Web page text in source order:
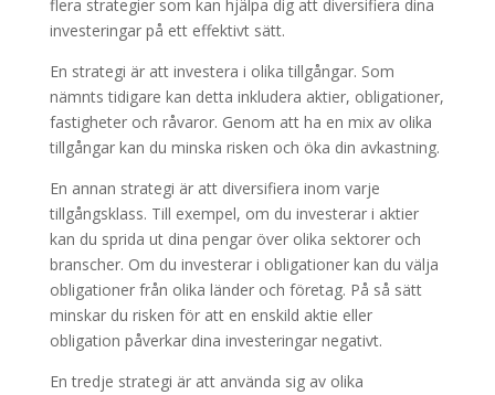
flera strategier som kan hjälpa dig att diversifiera dina
investeringar på ett effektivt sätt.
En strategi är att investera i olika tillgångar. Som
nämnts tidigare kan detta inkludera aktier, obligationer,
fastigheter och råvaror. Genom att ha en mix av olika
tillgångar kan du minska risken och öka din avkastning.
En annan strategi är att diversifiera inom varje
tillgångsklass. Till exempel, om du investerar i aktier
kan du sprida ut dina pengar över olika sektorer och
branscher. Om du investerar i obligationer kan du välja
obligationer från olika länder och företag. På så sätt
minskar du risken för att en enskild aktie eller
obligation påverkar dina investeringar negativt.
En tredje strategi är att använda sig av olika